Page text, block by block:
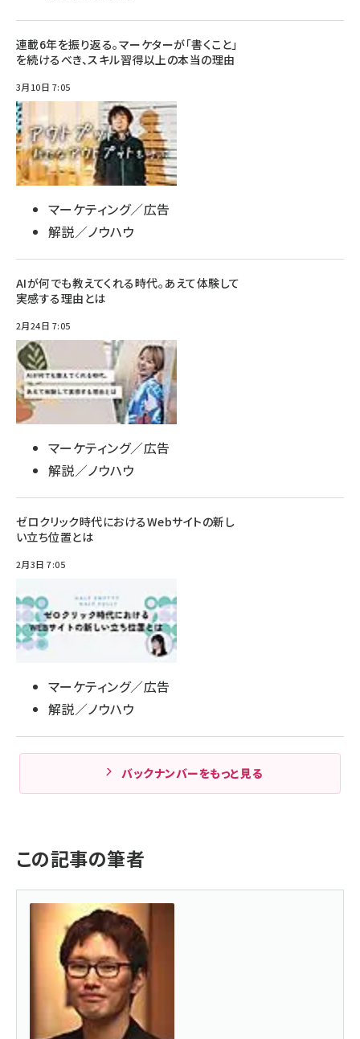
連載6年を振り返る。マーケターが「書くこと」
を続けるべき、スキル習得以上の本当の理由
3月10日 7:05
マーケティング／広告
解説／ノウハウ
AIが何でも教えてくれる時代。あえて体験して
実感する理由とは
2月24日 7:05
マーケティング／広告
解説／ノウハウ
ゼロクリック時代におけるWebサイトの新し
い立ち位置とは
2月3日 7:05
マーケティング／広告
解説／ノウハウ
バックナンバーをもっと見る
この記事の筆者